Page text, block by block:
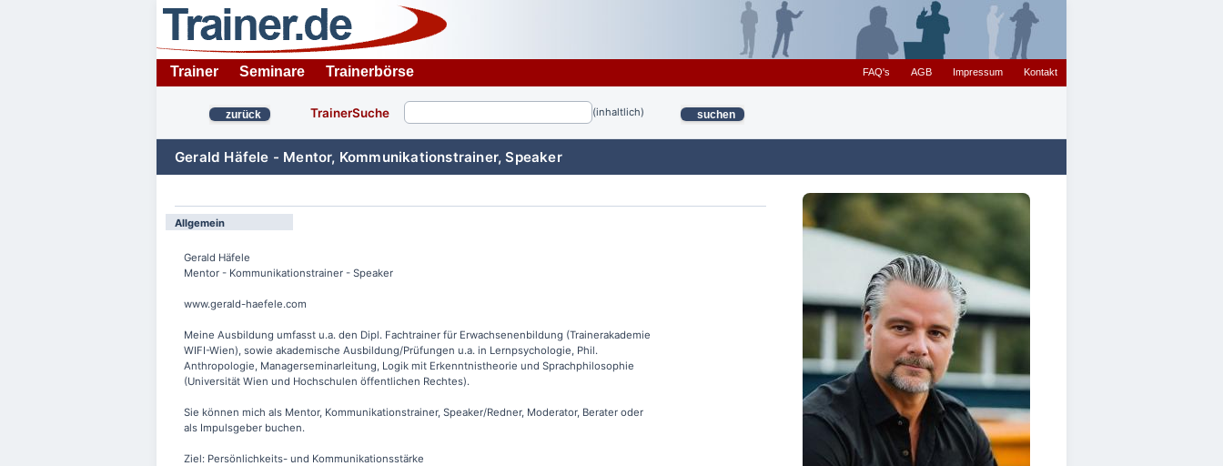
Trainer Seminare Trainerbörse FAQ's AGB Impressum Kontakt
zurück TrainerSuche (inhaltlich) suchen
Gerald Häfele - Mentor, Kommunikationstrainer, Speaker
Allgemein
Gerald Häfele
Mentor - Kommunikationstrainer - Speaker
www.gerald-haefele.com
Meine Ausbildung umfasst u.a. den Dipl. Fachtrainer für Erwachsenenbildung (Trainerakademie
WIFI-Wien), sowie akademische Ausbildung/Prüfungen u.a. in Lernpsychologie, Phil.
Anthropologie, Managerseminarleitung, Logik mit Erkenntnistheorie und Sprachphilosophie
(Universität Wien und Hochschulen öffentlichen Rechtes).
Sie können mich als Mentor, Kommunikationstrainer, Speaker/Redner, Moderator, Berater oder
als Impulsgeber buchen.
Ziel: Persönlichkeits- und Kommunikationsstärke